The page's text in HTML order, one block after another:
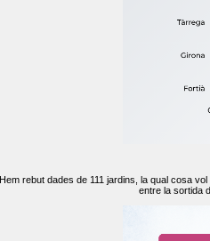
Hem rebut dades de 111 jardins, la qual cosa
entre la sortida